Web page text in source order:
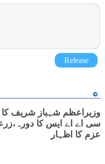
Release
وزیراعظم شہباز شریف کا
سی اے اے ایس کا
عزم کا اظہار